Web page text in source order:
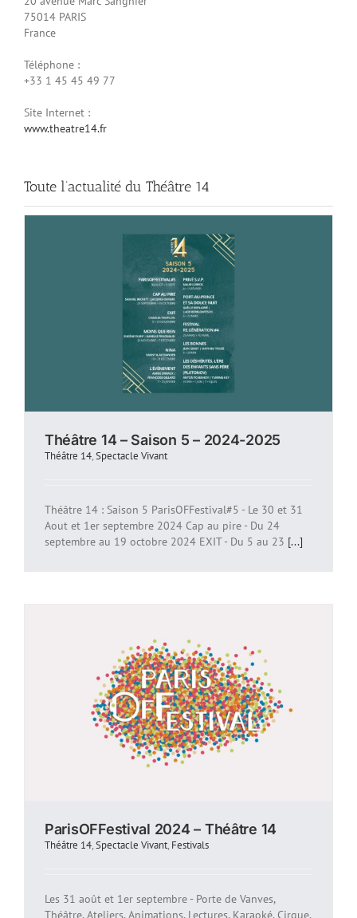
75014 PARIS
France
Téléphone :
+33 1 45 45 49 77
Site Internet :
www.theatre14.fr
Toute l’actualité du Théâtre 14
Théâtre 14 – Saison 5 – 2024-2025
Théâtre 14,Spectacle Vivant
Théâtre 14 : Saison 5 ParisOFFestival#5 - Le 30 et 31
Aout et 1er septembre 2024 Cap au pire - Du 24
septembre au 19 octobre 2024 EXIT - Du 5 au 23 [...]
ParisOFFestival 2024 – Théâtre 14
Théâtre 14,Spectacle Vivant, Festivals
Les 31 août et 1er septembre - Porte de Vanves,
Théâtre, Ateliers, Animations, Lectures, Karaoké, Cirque,